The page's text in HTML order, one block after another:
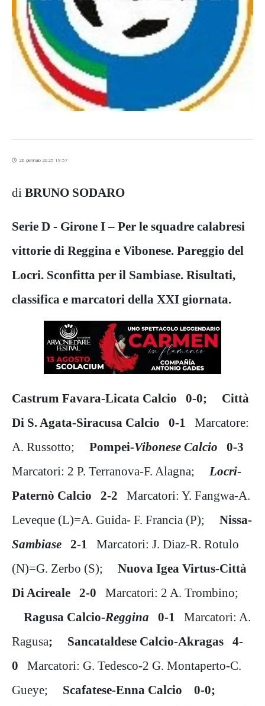
26 gennaio 2025 19:57
di BRUNO SODARO
Serie D - Girone I – Per le squadre calabresi
vittorie di Reggina e Vibonese. Pareggio del
Locri. Sconfitta per il Sambiase. Risultati,
classifica e marcatori della XXI giornata.
Castrum Favara-Licata Calcio 0-0;
Città
Di S. Agata-Siracusa Calcio 0-1 Marcatore:
A. Russotto; Pompei-Vibonese Calcio 0-3
Marcatori: 2 P. Terranova-F. Alagna;
Locri-
Paternò Calcio 2-2 Marcatori: Y. Fangwa-A.
Leveque (L)=A. Guida- F. Francia (P); Nissa-
Sambiase
2-1 Marcatori: J. Diaz-R. Rotulo
(N)=G. Zerbo (S); Nuova Igea Virtus-Città
Di Acireale 2-0 Marcatori: 2 A. Trombino;
Ragusa Calcio-Reggina 0-1 Marcatori: A.
Ragusa; Sancataldese Calcio-Akragas 4-
0 Marcatori: G. Tedesco-2 G. Montaperto-C.
Gueye; Scafatese-Enna Calcio 0-0;